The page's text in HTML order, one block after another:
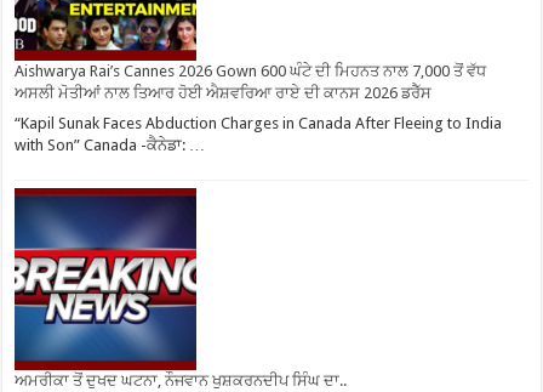
Aishwarya Rai’s Cannes 2026 Gown 600 ਘੰਟੇ ਦੀ ਮਿਹਨਤ ਨਾਲ 7,000 ਤੋਂ ਵੱਧ
ਅਸਲੀ ਮੋਤੀਆਂ ਨਾਲ ਤਿਆਰ ਹੋਈ ਐਸ਼ਵਰਿਆ ਰਾਏ ਦੀ ਕਾਨਸ 2026 ਡਰੈੱਸ
“Kapil Sunak Faces Abduction Charges in Canada After Fleeing to India
with Son” Canada -ਕੈਨੇਡਾ: …
ਅਮਰੀਕਾ ਤੋਂ ਦੁਖਦ ਘਟਨਾ, ਨੌਜਵਾਨ ਖੁਸ਼ਕਰਨਦੀਪ ਸਿੰਘ ਦਾ..